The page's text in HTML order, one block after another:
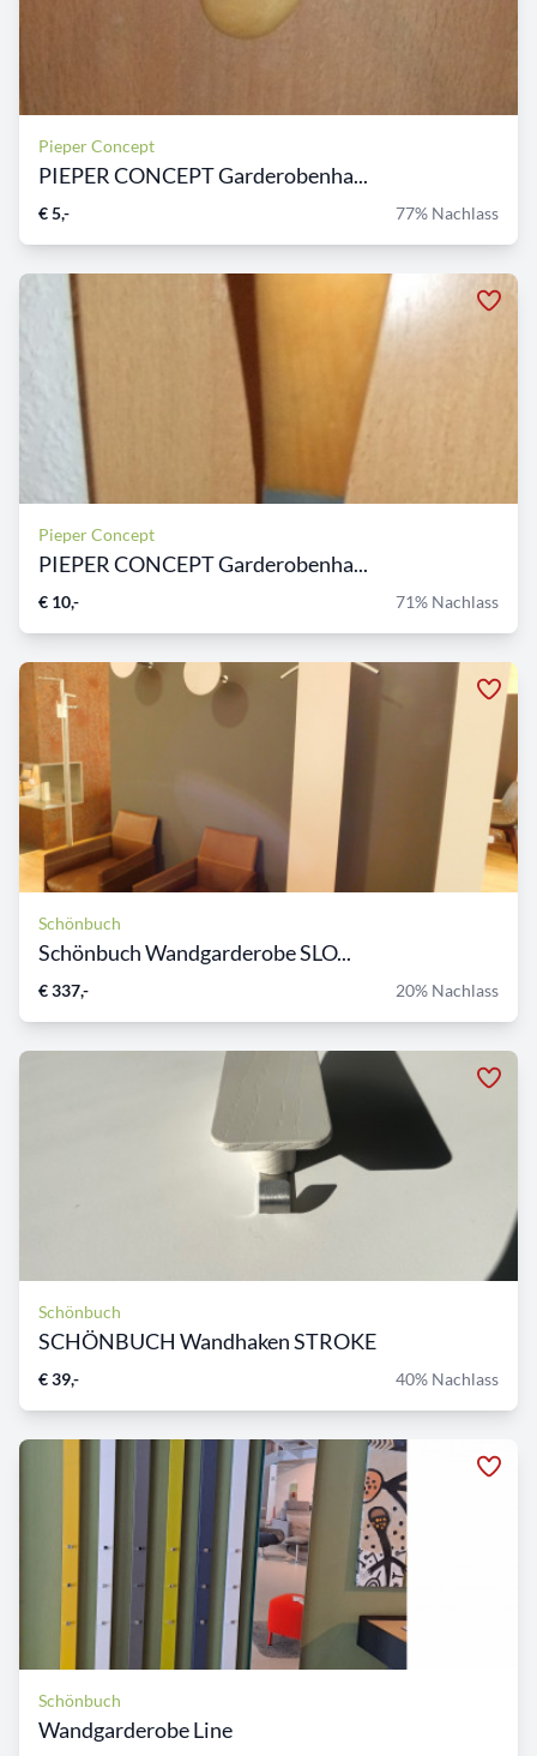
Pieper Concept
PIEPER CONCEPT Garderobenha...
€ 5,- 77% Nachlass
Pieper Concept
PIEPER CONCEPT Garderobenha...
€ 10,- 71% Nachlass
Schönbuch
Schönbuch Wandgarderobe SLO...
€ 337,- 20% Nachlass
Schönbuch
SCHÖNBUCH Wandhaken STROKE
€ 39,- 40% Nachlass
Schönbuch
Wandgarderobe Line